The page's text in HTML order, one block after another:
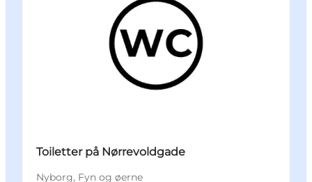
Toiletter på Nørrevoldgade
Nyborg, Fyn og øerne